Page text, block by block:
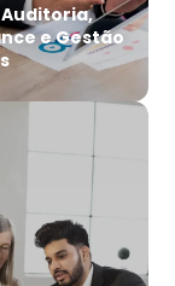
Auditoria,
e Gestão